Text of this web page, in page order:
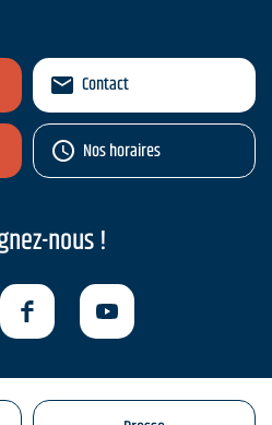
Contact
Nos horaires
nous !